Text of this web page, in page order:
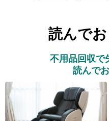
読んで
不用品回収で
読んで